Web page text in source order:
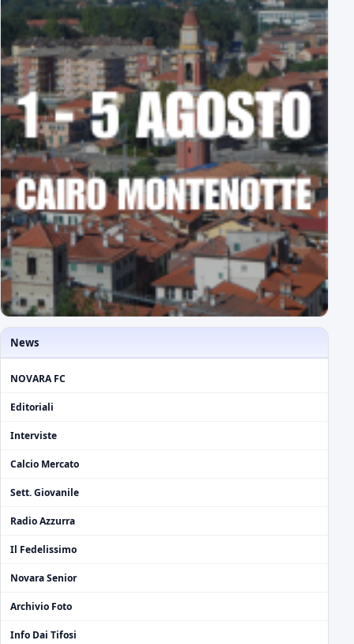
News
NOVARA FC
Editoriali
Interviste
Calcio Mercato
Sett. Giovanile
Radio Azzurra
Il Fedelissimo
Novara Senior
Archivio Foto
Info Dai Tifosi